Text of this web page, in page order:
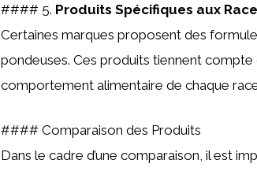
#### 5. Produits Spécifiques aux
Certaines marques proposent des
pondeuses. Ces produits tiennent
comportement alimentaire de chaque
#### Comparaison des Produits
Dans le cadre d’une comparaison, il est